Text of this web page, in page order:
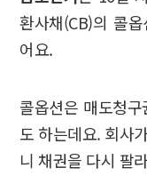
환사채(CB)의 콜
어요.
콜옵션은 매도청
도 하는데요. 회사
니 채권을 다시 팔